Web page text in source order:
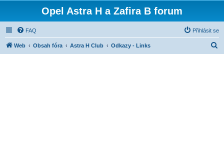
Opel Astra H a Zafira B forum
FAQ Přihlásit se
Web Obsah fóra Astra H Club Odkazy - Links